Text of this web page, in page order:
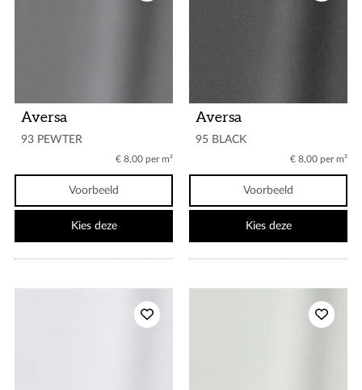
Aversa
93 PEWTER
€ 8,00 per m²
Voorbeeld
Kies deze
Aversa
95 BLACK
€ 8,00 per m²
Voorbeeld
Kies deze